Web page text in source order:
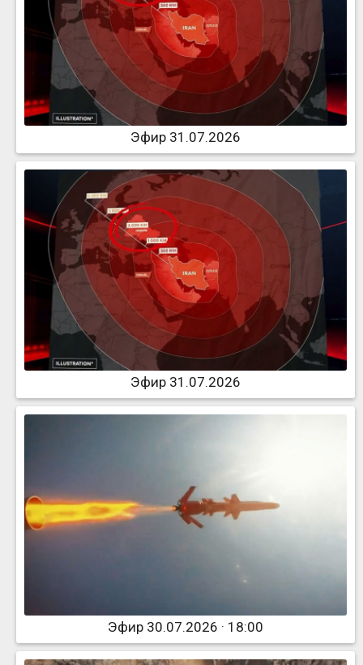
Эфир 31.07.2026
Эфир 31.07.2026
Эфир 30.07.2026 · 18:00